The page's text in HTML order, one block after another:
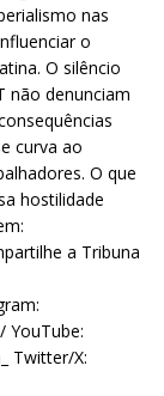
nas
o
O silêncio
não denunciam
curva ao
O que
hostilidade
a Tribuna
YouTube:
Twitter/X: